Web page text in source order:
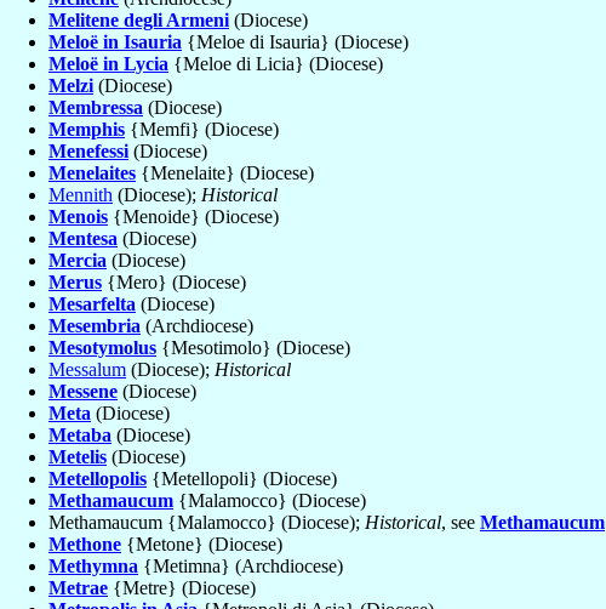
Melitene degli Armeni(Diocese)
Meloë in Isauria {Meloe di Isauria} (Diocese)
Meloë in Lycia {Meloe di Licia} (Diocese)
Melzi(Diocese)
Membressa (Diocese)
Memphis {Memfi} (Diocese)
Menefessi(Diocese)
Menelaites {Menelaite} (Diocese)
Mennith (Diocese); Historical
Menois {Menoide} (Diocese)
Mentesa (Diocese)
Mercia (Diocese)
Merus {Mero} (Diocese)
Mesarfelta (Diocese)
Mesembria (Archdiocese)
Mesotymolus {Mesotimolo} (Diocese)
Messalum (Diocese); Historical
Messene (Diocese)
Meta (Diocese)
Metaba (Diocese)
Metelis (Diocese)
Metellopolis {Metellopoli} (Diocese)
Methamaucum {Malamocco} (Diocese)
Methamaucum {Malamocco} (Diocese); Historical, see Methamaucum
Methone {Metone} (Diocese)
Methymna {Metimna} (Archdiocese)
Metrae {Metre} (Diocese)